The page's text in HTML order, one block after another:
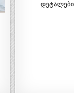
დეტალები